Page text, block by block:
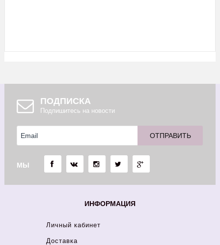
ПОДПИСКА
Подпишитесь на новости
МЫ
ИНФОРМАЦИЯ
Личный кабинет
Доставка